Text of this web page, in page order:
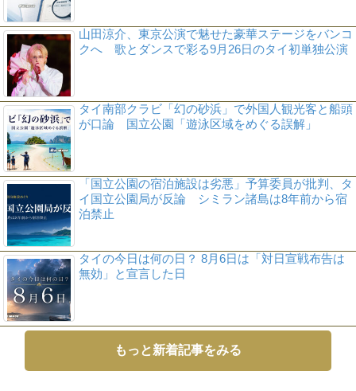
山田涼介、東京公演で魅せた豪華ステージをバンコ
クへ 歌とダンスで彩る9月26日のタイ初単独公演
タイ南部クラビ「幻の砂浜」で外国人観光客と船頭
が口論 国立公園「遊泳区域をめぐる誤解」
「国立公園の宿泊施設は劣悪」予算委員が批判、タ
イ国立公園局が反論 シミラン諸島は8年前から宿
泊禁止
タイの今日は何の日？ 8月6日は「対日宣戦布告は
無効」と宣言した日
もっと新着記事をみる